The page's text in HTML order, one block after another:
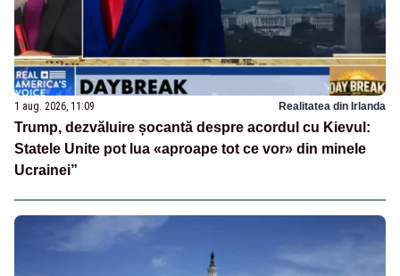
1 aug. 2026, 11:09 Realitatea din Irlanda
Trump, dezvăluire șocantă despre acordul cu Kievul:
Statele Unite pot lua «aproape tot ce vor» din minele
Ucrainei”